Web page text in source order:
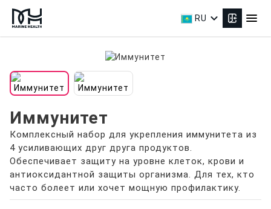
RU expand_more menu
Иммунитет
Комплексный набор для укрепления иммунитета из
4 усиливающих друг друга продуктов.
Обеспечивает защиту на уровне клеток, крови и
антиоксидантной защиты организма. Для тех, кто
часто болеет или хочет мощную профилактику.